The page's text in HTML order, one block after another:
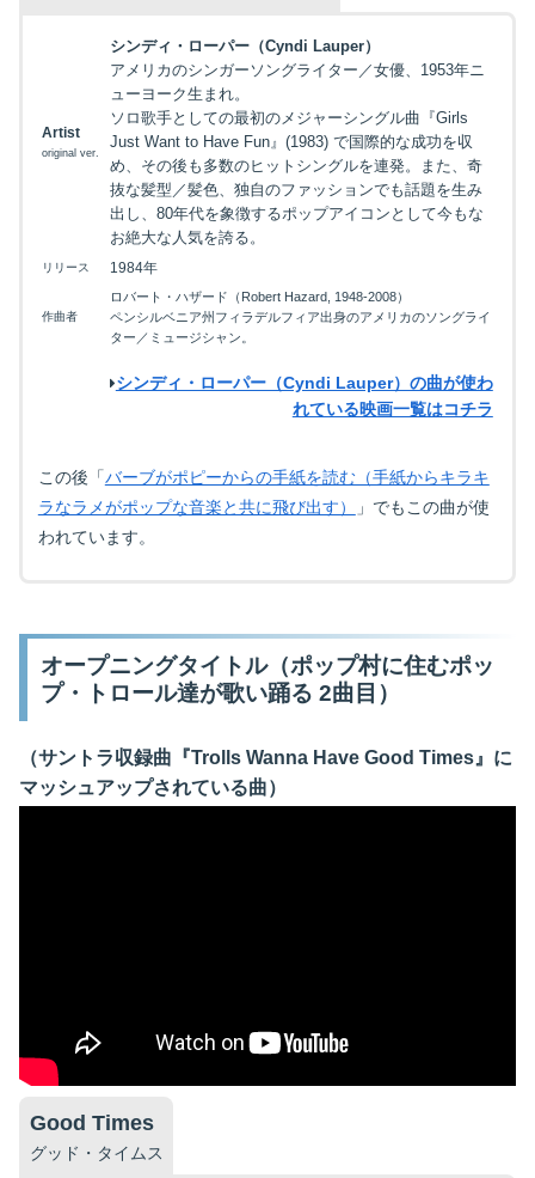
Artist
original ver.
シンディ・ローパー（Cyndi Lauper）
アメリカのシンガーソングライター／女優、1953年ニ
ューヨーク生まれ。
ソロ歌手としての最初のメジャーシングル曲『Girls
Just Want to Have Fun』(1983) で国際的な成功を収
め、その後も多数のヒットシングルを連発。また、奇
抜な髪型／髪色、独自のファッションでも話題を生み
出し、80年代を象徴するポップアイコンとして今もな
お絶大な人気を誇る。
リリース 1984年
作曲者
ロバート・ハザード（Robert Hazard, 1948-2008）
ペンシルベニア州フィラデルフィア出身のアメリカのソングライ
ター／ミュージシャン。
シンディ・ローパー（Cyndi Lauper）の曲が使わ
れている映画一覧はコチラ
この後「バーブがポピーからの手紙を読む（手紙からキラキ
ラなラメがポップな音楽と共に飛び出す）
」でもこの曲が使
われています。
オープニングタイトル（ポップ村に住むポッ
プ・トロール達が歌い踊る 2曲目）
（サントラ収録曲『Trolls Wanna Have Good Times』に
マッシュアップされている曲）
Good Times
グッド・タイムス